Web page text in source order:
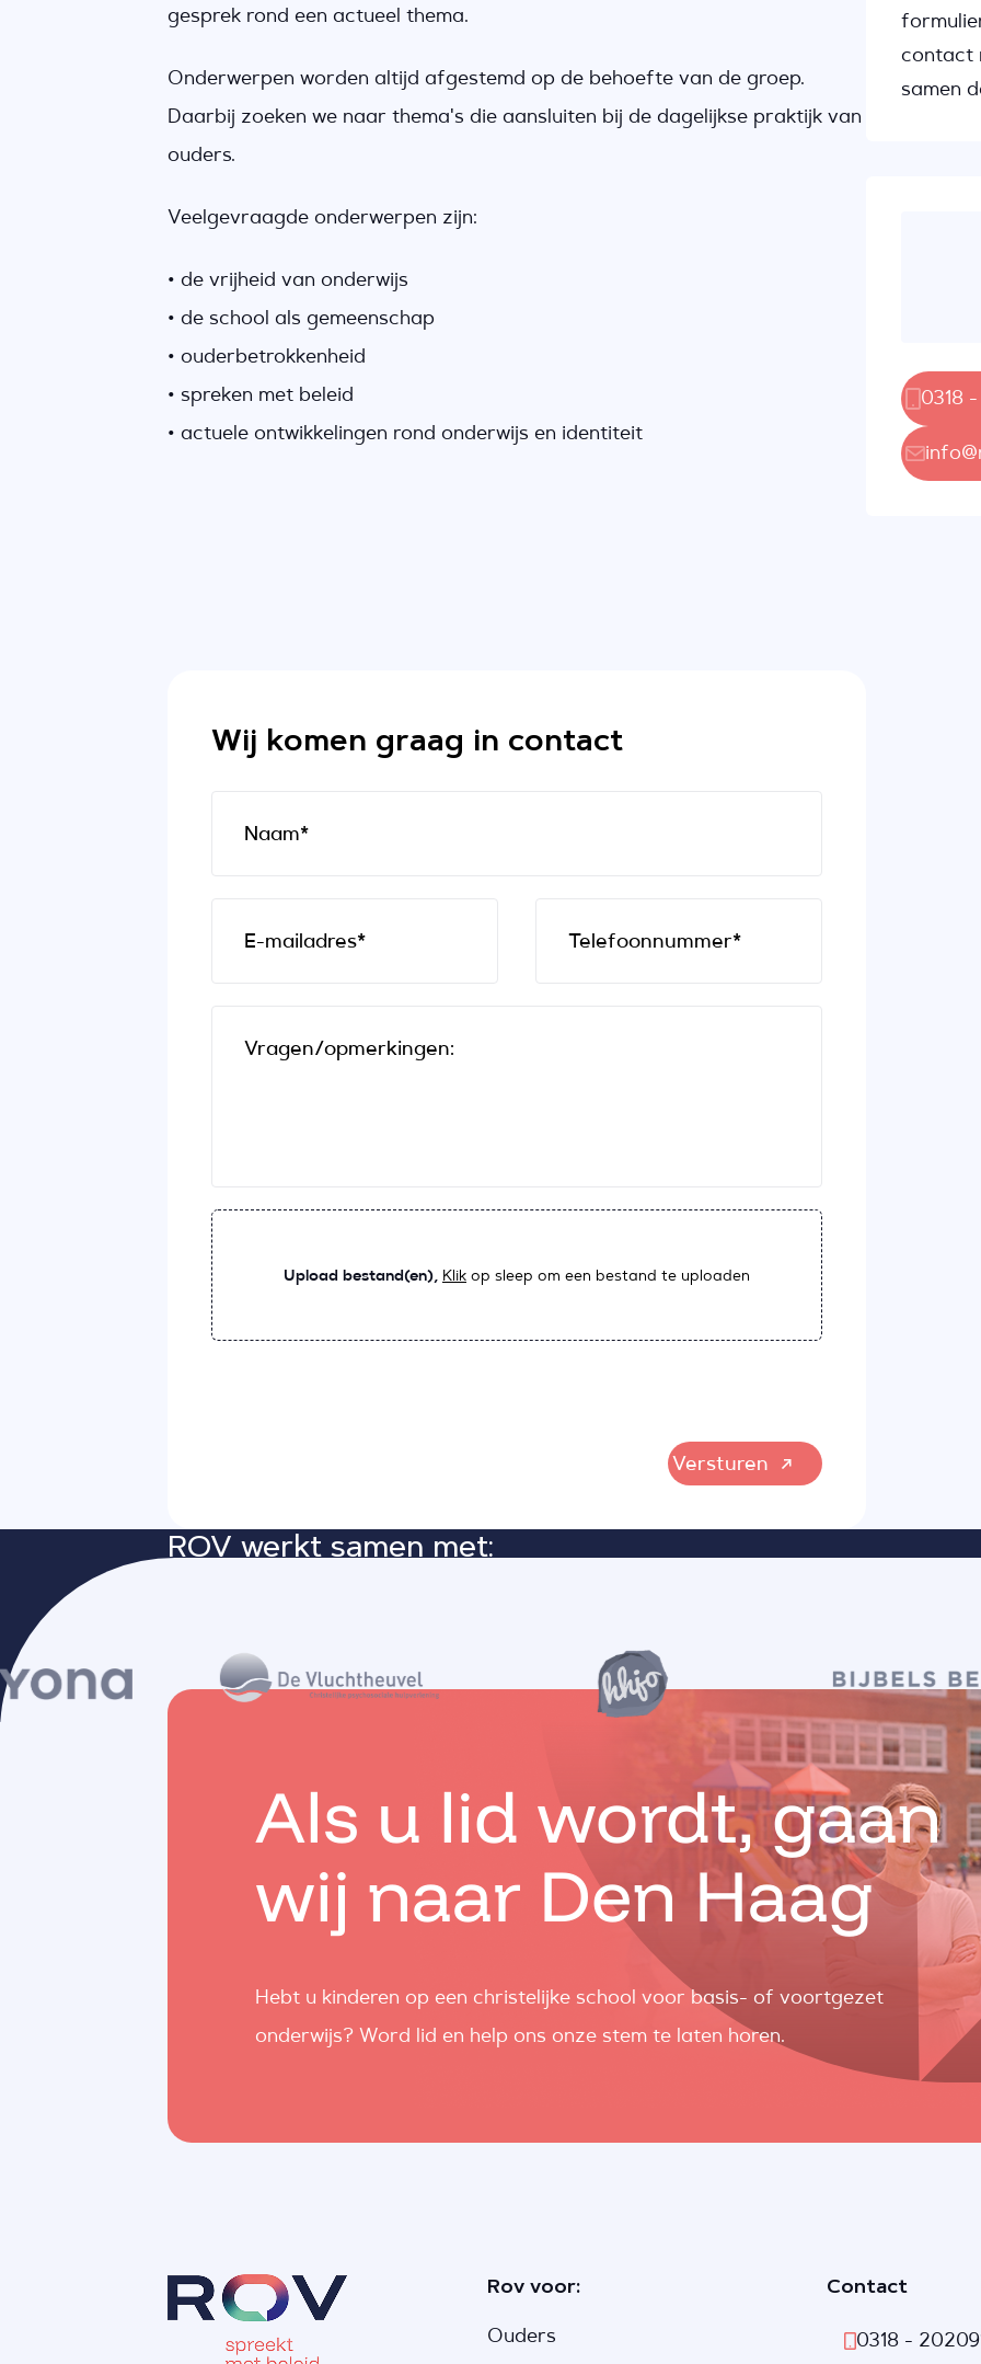
gesprek rond een actueel thema.
Onderwerpen worden altijd afgestemd op de behoefte van de groep.
Daarbij zoeken we naar thema's die aansluiten bij de dagelijkse praktijk van
ouders.
Veelgevraagde onderwerpen zijn:
• de vrijheid van onderwijs
• de school als gemeenschap
• ouderbetrokkenheid
• spreken met beleid
• actuele ontwikkelingen rond onderwijs en identiteit
Wij komen graag in contact
Naam*
E-mailadres* Telefoonnummer*
Vragen/opmerkingen:
Upload bestand(en), Klik op sleep om een bestand te uploaden
Versturen
contact
samen
0318
ROV werkt samen met:
Als u lid wordt, gaan
wij naar Den Haag
Hebt u kinderen op een christelijke school voor basis- of voortgezet
onderwijs? Word lid en help ons onze stem te laten horen.
Rov voor:
Ouders
Contact
0318 -